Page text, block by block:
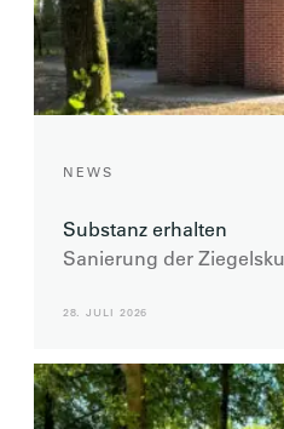
NEWS
Substanz erhalten
Sanierung der
28. JULI 2026